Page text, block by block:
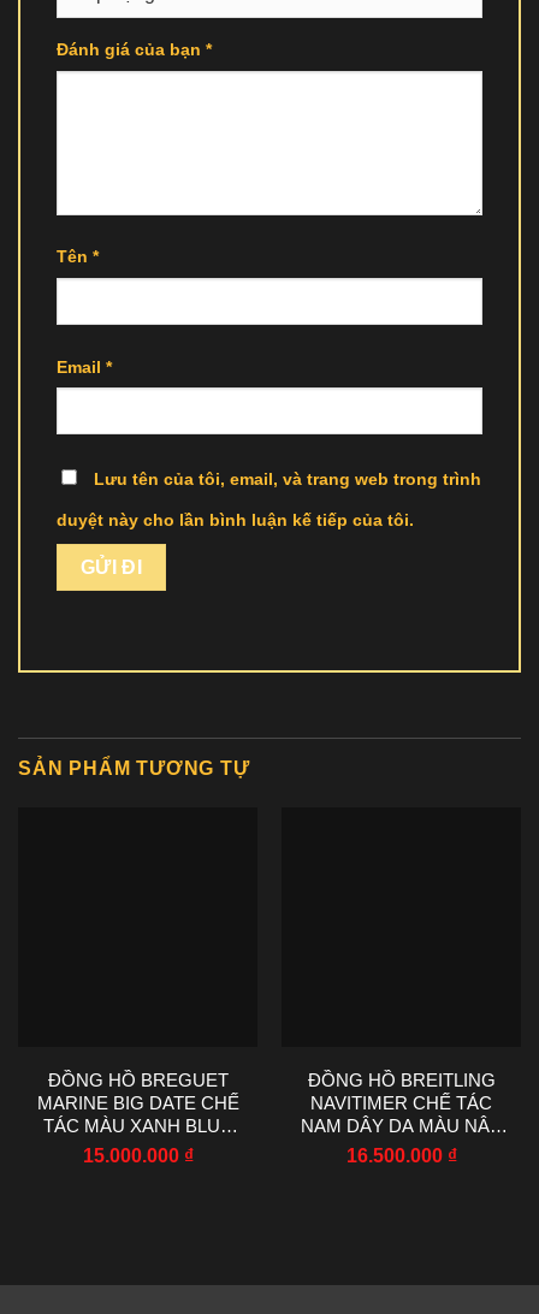
Đánh giá của bạn *
Tên *
Email *
Lưu tên của tôi, email, và trang web trong trình
duyệt này cho lần bình luận kế tiếp của tôi.
SẢN PHẨM TƯƠNG TỰ
ĐỒNG HỒ BREGUET
MARINE BIG DATE CHẾ
TÁC MÀU XANH BLUE
NHÀ MÁY HG 39MM
15.000.000 ₫
ĐỒNG HỒ BREITLING
NAVITIMER CHẾ TÁC
NAM DÂY DA MÀU NÂU
NHÀ MÁY EF 43MM
16.500.000 ₫